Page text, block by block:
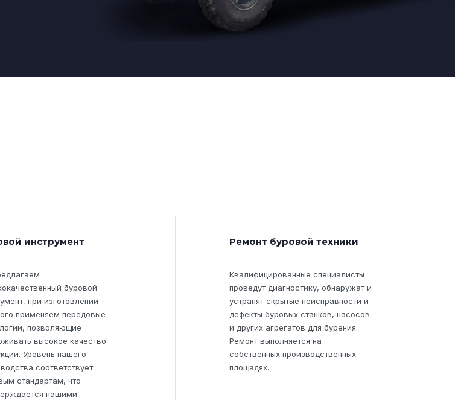
инструмент
буровой
при изготовлении
применяем передовые
позволяющие
высокое качество
Уровень нашего
соответствует
стандартам, что
нашими
Ремонт буровой техники
Квалифицированные специалисты
проведут диагностику, обнаружат и
устранят скрытые неисправности и
дефекты буровых станков, насосов
и других агрегатов для бурения.
Ремонт выполняется на
собственных производственных
площадях.